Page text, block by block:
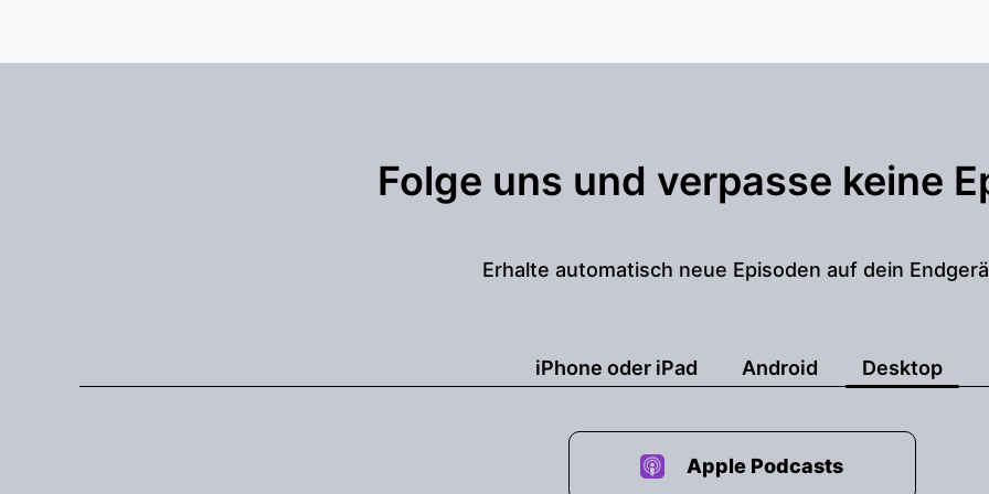
Folge uns und verpasse keine
Erhalte automatisch neue Episoden auf dein
iPhone oder iPad Android Desktop
Apple Podcasts